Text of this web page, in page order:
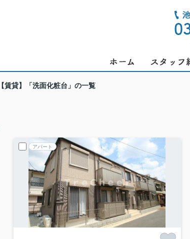
【賃貸】「洗面化粧台」の一覧
アパート